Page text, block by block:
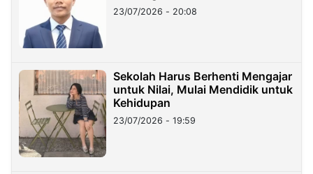
23/07/2026 - 20:08
Sekolah Harus Berhenti Mengajar
untuk Nilai, Mulai Mendidik untuk
Kehidupan
23/07/2026 - 19:59